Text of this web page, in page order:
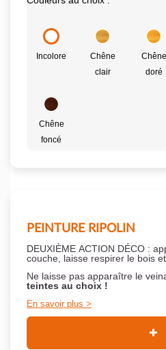
Incolore
Chêne
clair
Chêne
doré
Chêne
foncé
PEINTURE RIPOLIN
DEUXIÈME ACTION DÉCO :
couche, laisse respirer le bois et
Ne laisse pas apparaître le
teintes au choix !
En savoir plus